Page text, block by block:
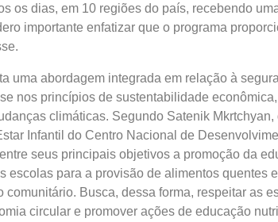
os dias, em 10 regiões do país, recebendo
importante enfatizar que o programa
uma abordagem integrada em relação à
nos princípios de sustentabilidade
climáticas. Segundo Satenik
Infantil do Centro Nacional de
seus principais objetivos a promoção da
escolas para a provisão de alimentos quentes
comunitário. Busca, dessa forma, respeitar as
circular e promover ações de educação